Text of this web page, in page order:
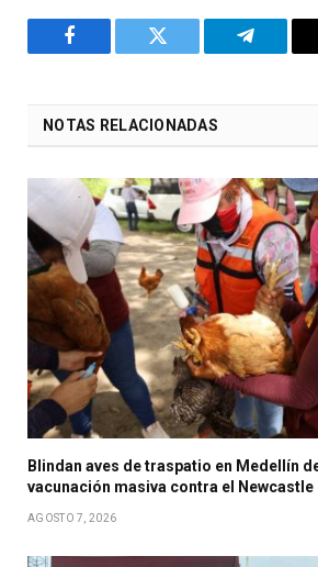
Facebook Twitter Telegram
NOTAS RELACIONADAS
Blindan aves de traspatio en Medellín
vacunación masiva contra el Newcastle
AGOSTO 7, 2026